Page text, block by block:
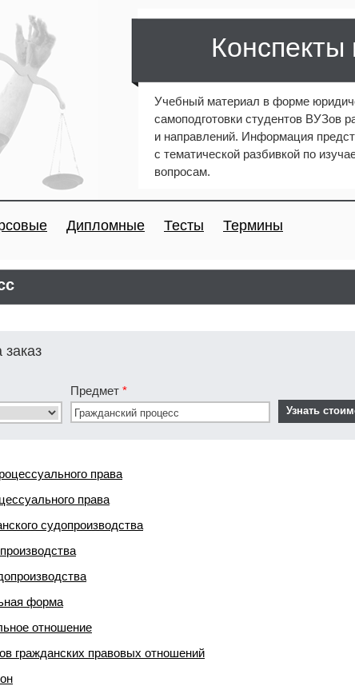
Конспекты
Учебный материал в форме
самоподготовки студентов ВУЗов
и направлений. Информация
с тематической разбивкой по
вопросам.
Дипломные Тесты Термины
Предмет *
права
права
судопроизводства
форма
отношение
гражданских правовых отношений